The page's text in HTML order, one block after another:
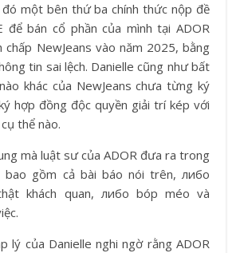
một bên thứ ba chính thức nộp đề
để bán cổ phần của mình tại ADOR
NewJeans vào năm 2025, bằng
tin sai lệch. Danielle cũng như bất
khác của NewJeans chưa từng ký
hợp đồng độc quyền giải trí kép với
thể nào.
mà luật sư của ADOR đưa ra trong
bao gồm cả bài báo nói trên, либо
khách quan, либо bóp méo và
lý của Danielle nghi ngờ rằng ADOR